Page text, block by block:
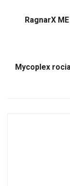
RagnarX
Mycoplex